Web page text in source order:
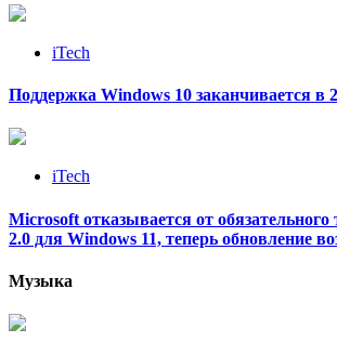
iTech
Поддержка Windows 10 заканчивается в
iTech
Microsoft отказывается от
2.0 для Windows 11, теперь обновление
Музыка